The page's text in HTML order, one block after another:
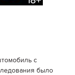
с
было